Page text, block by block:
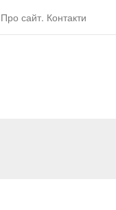
Про сайт. Контакти